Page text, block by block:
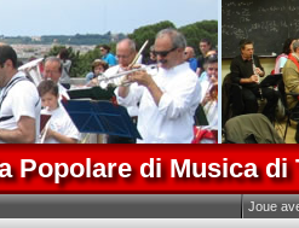
Popolare di Musica di
Joue